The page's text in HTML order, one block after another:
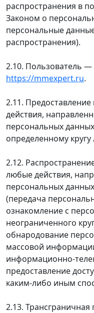
распространения в
Законом о
персональные
распространения).
2.10. Пользователь —
https://mmexpert.ru.
2.11.
действия,
персональных
определенному кругу
2.12.
любые действия,
персональных
(передача
ознакомление с
неограниченного
обнародование
массовой
информационно-
предоставление
каким-либо иным
2.13.